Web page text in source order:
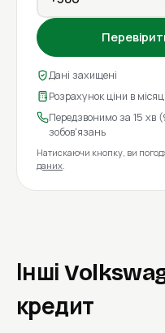
Дані захищені
Розрахунок ціни в
Передзвонимо за 15 хв
зобов'язань
Натискаючи кнопку, ви
даних
Інші
кредит